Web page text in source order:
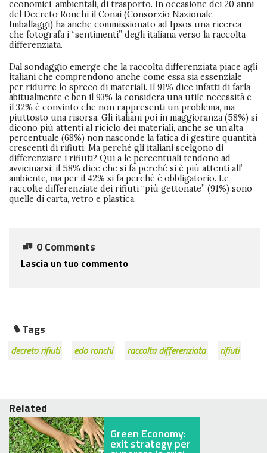
economici, ambientali, di trasporto. In occasione dei 20 anni
del Decreto Ronchi il Conai (Consorzio Nazionale
Imballaggi) ha anche commissionato ad Ipsos una ricerca
che fotografa i “sentimenti” degli italiana verso la raccolta
differenziata.
Dal sondaggio emerge che la raccolta differenziata piace agli
italiani che comprendono anche come essa sia essenziale
per ridurre lo spreco di materiali. Il 91% dice infatti di farla
abitualmente e ben il 93% la considera una utile necessità e
il 32% è convinto che non rappresenti un problema, ma
piuttosto una risorsa. Gli italiani poi in maggioranza (58%) si
dicono più attenti al riciclo dei materiali, anche se un’alta
percentuale (68%) non nasconde la fatica di gestire quantità
crescenti di rifiuti. Ma perché gli italiani scelgono di
differenziare i rifiuti? Qui a le percentuali tendono ad
avvicinarsi: il 58% dice che si fa perché si è più attenti all’
ambiente, ma per il 42% si fa perchè è obbligatorio. Le
raccolte differenziate dei rifiuti “più gettonate” (91%) sono
quelle di carta, vetro e plastica.
0 Comments
Lascia un tuo commento
Tags
decreto rifiuti edo ronchi raccolta differenziata rifiuti
Related
Green Economy:
exit strategy per